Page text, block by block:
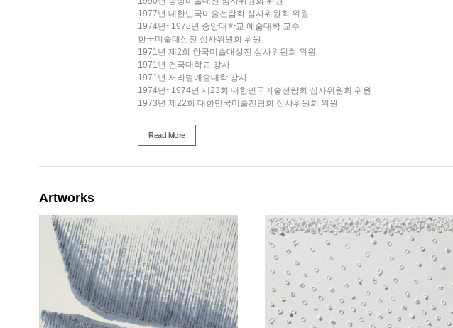
1977년 대한민국미술전람회 심사위원회 위원
1974년~1978년 중앙대학교 예술대학 교수
한국미술대상전 심사위원회 위원
1971년 제2회 한국미술대상전 심사위원회 위원
1971년 건국대학교 강사
1971년 서라벌예술대학 강사
1974년~1974년 제23회 대한민국미술전람회 심사위원회 위원
1973년 제22회 대한민국미술전람회 심사위원회 위원
1965년 제14회 대한민국미술전람회 심사위원회 위원
중앙비엔날레 심사위원회 위원장
중앙비엔날레 운영위원회 위원
수상경력
2003년 광주광역시 문화예술상
2001년 은관문화훈장
1998년 대한민국예술원상
1974년 제24회 대한민국미술전람회 초대작가상
1960년 제9회 대한민국미술전람회 특선
Read More
Artworks